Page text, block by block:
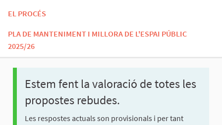
EL PROCÉS
PLA DE MANTENIMENT I MILLORA DE L'ESPAI PÚBLIC
2025/26
Estem fent la valoració de totes les
propostes rebudes.
Les respostes actuals son provisionals i per tant